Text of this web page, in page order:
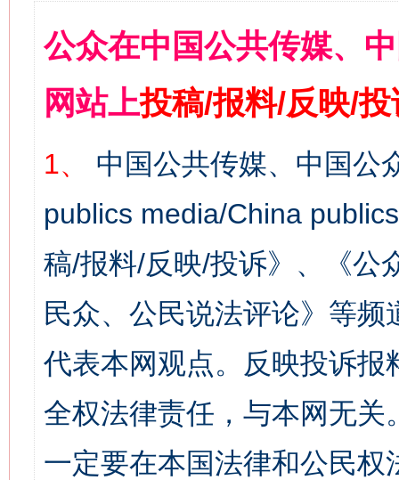
公众在中国公共传媒、
网站上投稿/报料/反映/
1、
中国公共传媒、中国公
publics media/China
稿/报料/反映/投诉》、《公
民众、公民说法评论》等
代表本网观点。反映投诉
全权法律责任，与本网无
一定要在本国法律和公民